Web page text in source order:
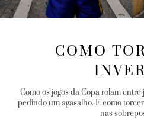
COMO
Como os jogos da Copa rolam
pedindo um agasalho. E como
nas